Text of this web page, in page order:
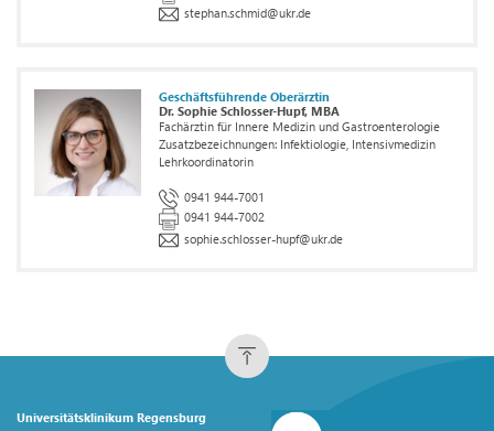
stephan.schmid@ukr.de
Geschäftsführende Oberärztin
Dr. Sophie Schlosser-Hupf, MBA
Fachärztin für Innere Medizin und Gastroenterologie
Zusatzbezeichnungen: Infektiologie, Intensivmedizin
Lehrkoordinatorin
0941 944-7001
0941 944-7002
sophie.schlosser-hupf@ukr.de
Universitätsklinikum Regensburg